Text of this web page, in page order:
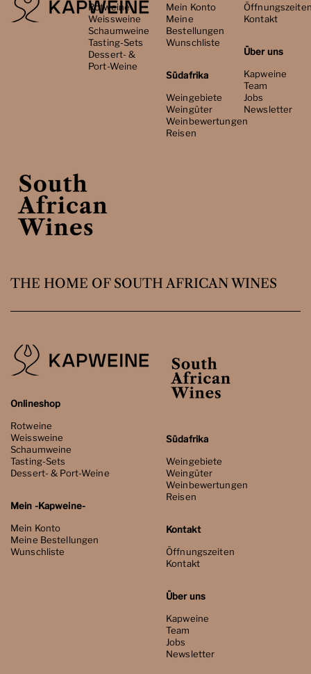
Rotweine
Weissweine
Schaumweine
Tasting-Sets
Dessert- &
Port-Weine
Mein Konto
Meine
Bestellungen
Wunschliste
Südafrika
Weingebiete
Weingüter
Weinbewertungen
Reisen
Kontakt
Über uns
Kapweine
Team
Jobs
Newsletter
THE HOME OF SOUTH AFRICAN WINES
Onlineshop
Rotweine
Weissweine
Schaumweine
Tasting-Sets
Dessert- & Port-Weine
Mein -Kapweine-
Mein Konto
Meine Bestellungen
Wunschliste
Südafrika
Weingebiete
Weingüter
Weinbewertungen
Reisen
Kontakt
Öffnungszeiten
Kontakt
Über uns
Kapweine
Team
Jobs
Newsletter